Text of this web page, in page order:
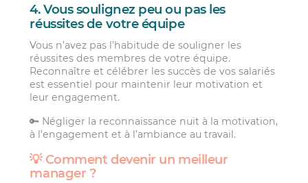
4. Vous soulignez peu ou pas les
réussites de votre équipe
Vous n’avez pas l’habitude de souligner les
réussites des membres de votre équipe.
Reconnaître et célébrer les succès de vos salariés
est essentiel pour maintenir leur motivation et
leur engagement.
🔑 Négliger la reconnaissance nuit à la motivation,
à l’engagement et à l’ambiance au travail.
💡 Comment devenir un meilleur
manager ?